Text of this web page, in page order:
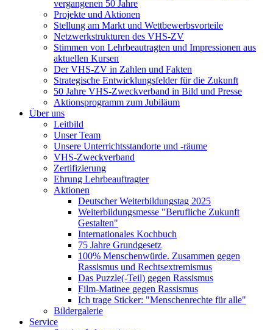
vergangenen 50 Jahre
Projekte und Aktionen
Stellung am Markt und Wettbewerbsvorteile
Netzwerkstrukturen des VHS-ZV
Stimmen von Lehrbeautragten und Impressionen aus
aktuellen Kursen
Der VHS-ZV in Zahlen und Fakten
Strategische Entwicklungsfelder für die Zukunft
50 Jahre VHS-Zweckverband in Bild und Presse
Aktionsprogramm zum Jubiläum
Über uns
Leitbild
Unser Team
Unsere Unterrichtsstandorte und -räume
VHS-Zweckverband
Zertifizierung
Ehrung Lehrbeauftragter
Aktionen
Deutscher Weiterbildungstag 2025
Weiterbildungsmesse "Berufliche Zukunft
Gestalten"
Internationales Kochbuch
75 Jahre Grundgesetz
100% Menschenwürde. Zusammen gegen
Rassismus und Rechtsextremismus
Das Puzzle(-Teil) gegen Rassismus
Film-Matinee gegen Rassismus
Ich trage Sticker: "Menschenrechte für alle"
Bildergalerie
Service